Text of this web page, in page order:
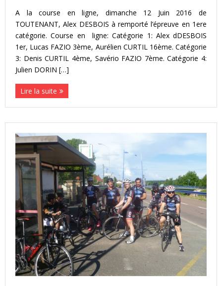
A la course en ligne, dimanche 12 Juin 2016 de
TOUTENANT, Alex DESBOIS à remporté l’épreuve en 1ere
catégorie. Course en ligne: Catégorie 1: Alex dDESBOIS
1er, Lucas FAZIO 3ème, Aurélien CURTIL 16ème. Catégorie
3: Denis CURTIL 4ème, Savério FAZIO 7ème. Catégorie 4:
Julien DORIN […]
Lire la suite